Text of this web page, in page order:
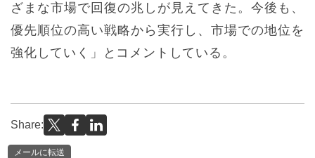
ざまな市場で回復の兆しが見えてきた。今後も、
優先順位の高い戦略から実行し、市場での地位を
強化していく」とコメントしている。
Share:
メールに転送